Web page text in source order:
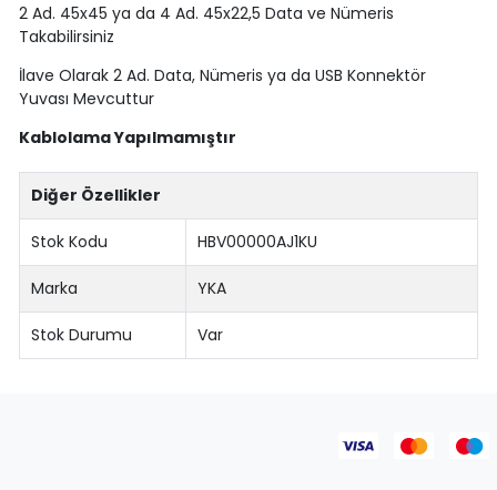
2 Ad. 45x45 ya da 4 Ad. 45x22,5 Data ve Nümeris
Takabilirsiniz
İlave Olarak 2 Ad. Data, Nümeris ya da USB Konnektör
Yuvası Mevcuttur
Kablolama Yapılmamıştır
Diğer Özellikler
Stok Kodu HBV00000AJ1KU
Marka YKA
Stok Durumu Var